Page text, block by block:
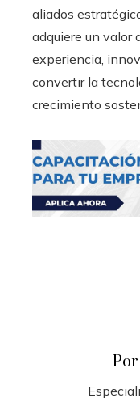
aliados
adquiere un valor
experiencia,
convertir la
crecimiento